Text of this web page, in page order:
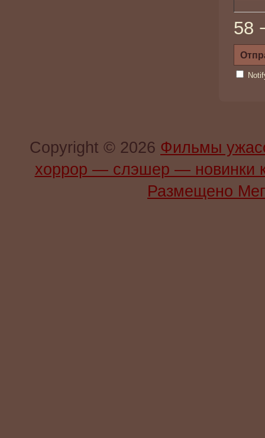
58
Copyright © 2026 Фильмы
хоррор — слэшер —
Размещено